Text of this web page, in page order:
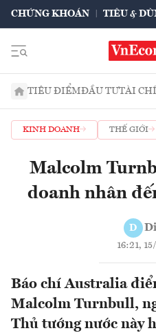
CHỨNG KHOÁN TIÊU &
TIÊU ĐIỂMĐẦU TƯTÀI
KINH DOANH THẾ GIỚI
Malcolm
doanh nhân
D
16:21,
Báo chí Australia
Malcolm Turnbull,
Thủ tướng nước này